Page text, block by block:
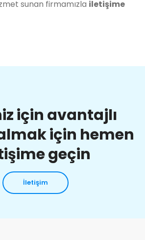
sunan firmamızla iletişime
için avantajlı
için hemen
geçin
İletişim